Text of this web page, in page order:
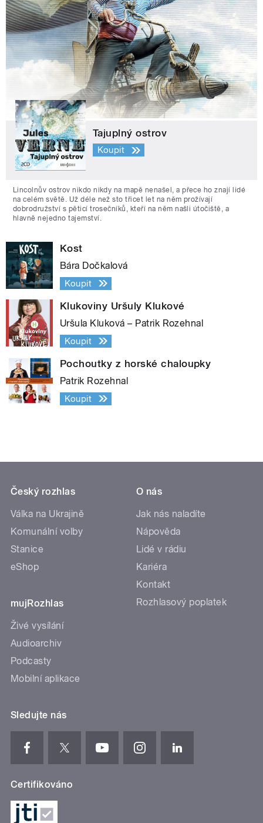
Tajuplný ostrov
Koupit
Lincolnův ostrov nikdo nikdy na mapě nenašel, a přece ho znají lidé
na celém světě. Už déle než sto třicet let na něm prožívají
dobrodružství s pěticí trosečníků, kteří na něm našli útočiště, a
hlavně nejedno tajemství.
Kost
Bára Dočkalová
Koupit
Klukoviny Uršuly Klukové
Uršula Kluková – Patrik Rozehnal
Koupit
Pochoutky z horské chaloupky
Patrik Rozehnal
Koupit
Český rozhlas
Válka na Ukrajině
Komunální volby
Stanice
eShop
mujRozhlas
Živé vysílání
Audioarchiv
Podcasty
Mobilní aplikace
O nás
Jak nás naladíte
Nápověda
Lidé v rádiu
Kariéra
Kontakt
Rozhlasový poplatek
Sledujte nás
Certifikováno